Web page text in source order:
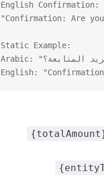
English Confirmation:
"Confirmation: Are
Static Example:
English: